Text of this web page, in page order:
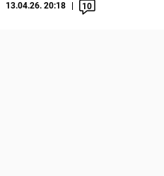
13.04.26. 20:18 10